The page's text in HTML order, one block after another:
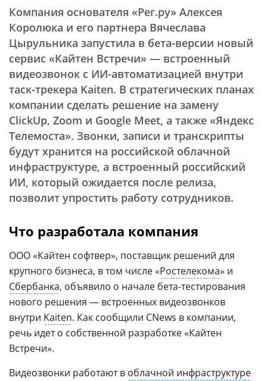
Компания основателя «Рег.ру» Алексея
Королюка и его партнера Вячеслава
Цырульника запустила в бета-версии новый
сервис «Кайтен Встречи» — встроенный
видеозвонок с ИИ-автоматизацией внутри
таск-трекера Kaiten. В стратегических планах
компании сделать решение на замену
ClickUp, Zoom и Google Meet, а также «Яндекс
Телемоста». Звонки, записи и транскрипты
будут хранится на российской облачной
инфраструктуре, а встроенный российский
ИИ, который ожидается после релиза,
позволит упростить работу сотрудников.
Что разработала компания
ООО «Кайтен софтвер», поставщик решений для
крупного бизнеса, в том числе «Ростелекома» и
Сбербанка, объявило о начале бета-тестирования
нового решения — встроенных видеозвонков
внутри Kaiten. Как сообщили CNews в компании,
речь идет о собственной разработке «Кайтен
Встречи».
Видеозвонки работают в облачной инфраструктуре